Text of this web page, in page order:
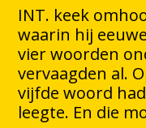
INT. keek
waarin hij
vier woorden
vervaagden al.
vijfde woord
leegte. En die